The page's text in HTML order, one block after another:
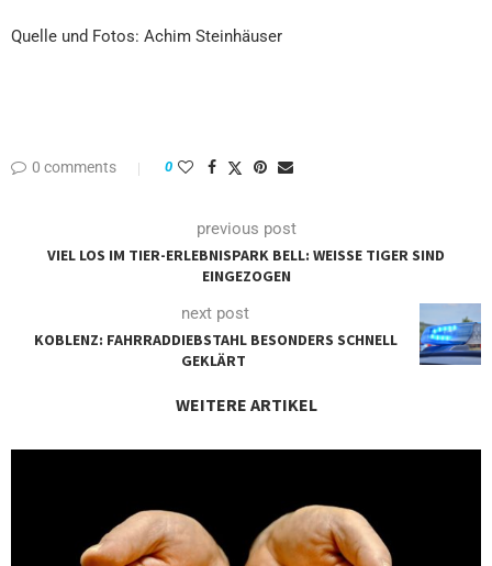
Quelle und Fotos: Achim Steinhäuser
0 comments 0
previous post
VIEL LOS IM TIER-ERLEBNISPARK BELL: WEISSE TIGER SIND E
INGEZOGEN
next post
KOBLENZ: FAHRRADDIEBSTAHL BESONDERS SCHNELL
GEKLÄRT
WEITERE ARTIKEL